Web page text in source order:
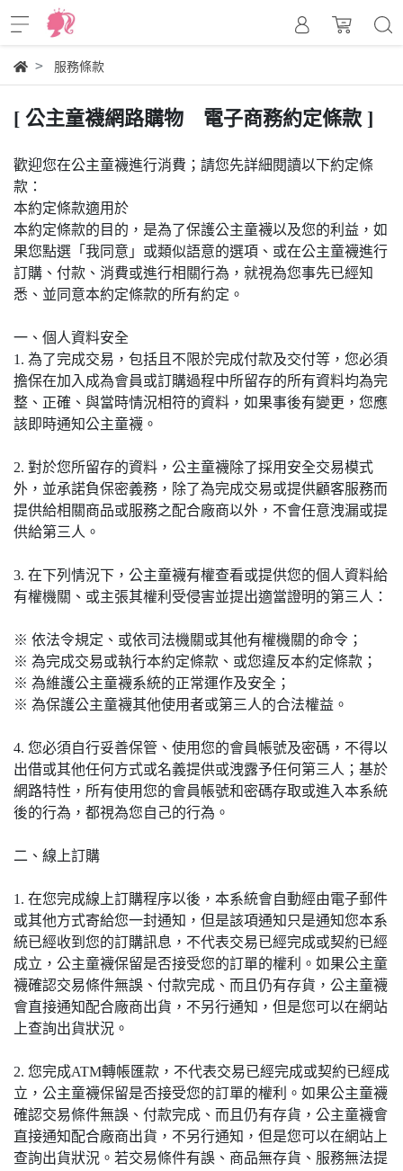
服務條款
[ 公主童襪網路購物 電子商務約定條款 ]
歡迎您在公主童襪進行消費；請您先詳細閱讀以下約定條
款：
本約定條款適用於
本約定條款的目的，是為了保護公主童襪以及您的利益，如
果您點選「我同意」或類似語意的選項、或在公主童襪進行
訂購、付款、消費或進行相關行為，就視為您事先已經知
悉、並同意本約定條款的所有約定。
一、個人資料安全
1. 為了完成交易，包括且不限於完成付款及交付等，您必須
擔保在加入成為會員或訂購過程中所留存的所有資料均為完
整、正確、與當時情況相符的資料，如果事後有變更，您應
該即時通知公主童襪。
2. 對於您所留存的資料，公主童襪除了採用安全交易模式
外，並承諾負保密義務，除了為完成交易或提供顧客服務而
提供給相關商品或服務之配合廠商以外，不會任意洩漏或提
供給第三人。
3. 在下列情況下，公主童襪有權查看或提供您的個人資料給
有權機關、或主張其權利受侵害並提出適當證明的第三人：
※ 依法令規定、或依司法機關或其他有權機關的命令；
※ 為完成交易或執行本約定條款、或您違反本約定條款；
※ 為維護公主童襪系統的正常運作及安全；
※ 為保護公主童襪其他使用者或第三人的合法權益。
4. 您必須自行妥善保管、使用您的會員帳號及密碼，不得以
出借或其他任何方式或名義提供或洩露予任何第三人；基於
網路特性，所有使用您的會員帳號和密碼存取或進入本系統
後的行為，都視為您自己的行為。
二、線上訂購
1. 在您完成線上訂購程序以後，本系統會自動經由電子郵件
或其他方式寄給您一封通知，但是該項通知只是通知您本系
統已經收到您的訂購訊息，不代表交易已經完成或契約已經
成立，公主童襪保留是否接受您的訂單的權利。如果公主童
襪確認交易條件無誤、付款完成、而且仍有存貨，公主童襪
會直接通知配合廠商出貨，不另行通知，但是您可以在網站
上查詢出貨狀況。
2. 您完成ATM轉帳匯款，不代表交易已經完成或契約已經成
立，公主童襪保留是否接受您的訂單的權利。如果公主童襪
確認交易條件無誤、付款完成、而且仍有存貨，公主童襪會
直接通知配合廠商出貨，不另行通知，但是您可以在網站上
查詢出貨狀況。若交易條件有誤、商品無存貨、服務無法提